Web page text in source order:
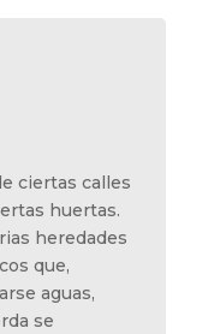
ciertas calles
huertas.
heredades
que,
aguas,
se